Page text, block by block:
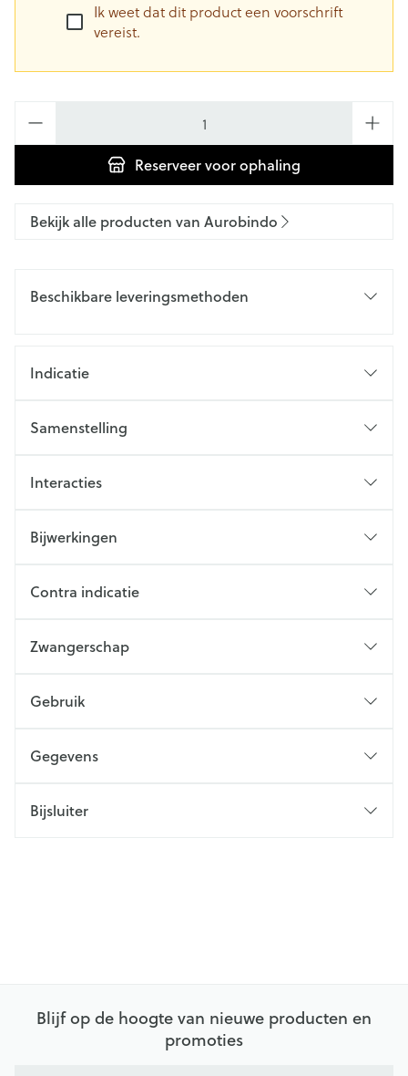
Ik weet dat dit product een voorschrift
vereist.
Reserveervoor ophaling
Bekijk alle producten van Aurobindo
Beschikbare leveringsmethoden
Indicatie
Samenstelling
Interacties
Bijwerkingen
Contra indicatie
Zwangerschap
Gebruik
Gegevens
Bijsluiter
Blijf op de hoogte van nieuwe producten en
promoties